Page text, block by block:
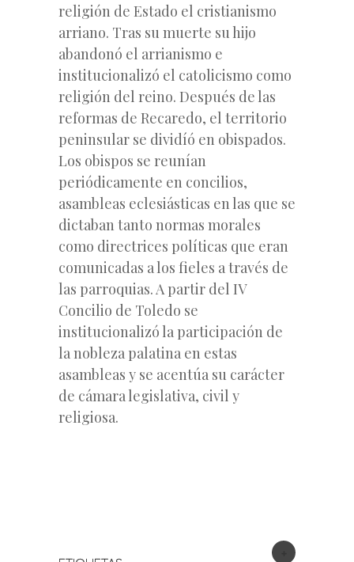
religión de Estado el cristianismo
arriano. Tras su muerte su hijo
abandonó el arrianismo e
institucionalizó el catolicismo como
religión del reino. Después de las
reformas de Recaredo, el territorio
peninsular se dividíó en obispados.
Los obispos se reunían
periódicamente en concilios,
asambleas eclesiásticas en las que se
dictaban tanto normas morales
como directrices políticas que eran
comunicadas a los fieles a través de
las parroquias. A partir del IV
Concilio de Toledo se
institucionalizó la participación de
la nobleza palatina en estas
asambleas y se acentúa su carácter
de cámara legislativa, civil y
religiosa.